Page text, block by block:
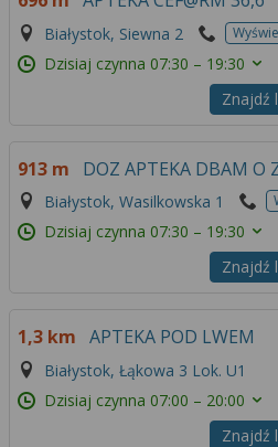
Białystok, Siewna 2
Dzisiaj czynna 07:30 – 19:30
Znajdź
913 m DOZ APTEKA DBAM O
Białystok, Wasilkowska 1
Dzisiaj czynna 07:30 – 19:30
Znajdź
1,3 km APTEKA POD LWEM
Białystok, Łąkowa 3 Lok. U1
Dzisiaj czynna 07:00 – 20:00
Znajdź
Więcej informacji na temat
narzędzi zewnętrznych w
znajdziesz wRegulaminie